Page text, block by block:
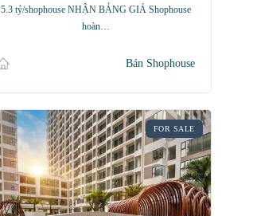
5.3 tỷ/shophouse NHẬN BẢNG GIÁ Shophouse
hoàn…
Bán Shophouse
FOR SALE